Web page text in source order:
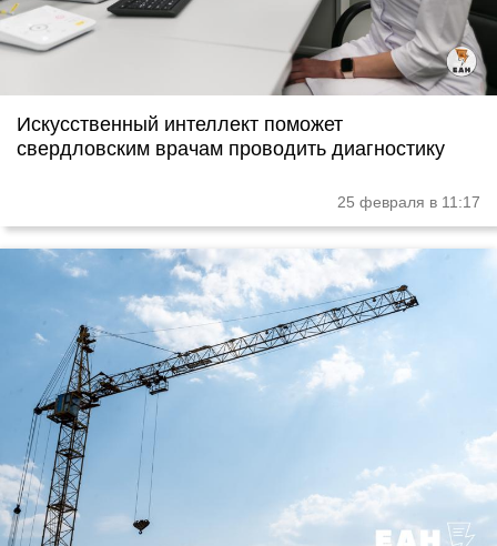
Искусственный интеллект поможет
свердловским врачам проводить диагностику
25 февраля в 11:17